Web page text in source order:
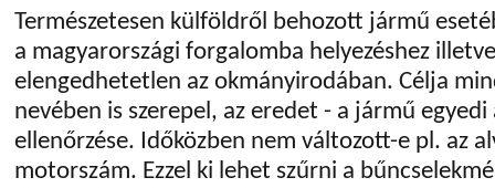
Természetesen külföldről behozott jármű
a magyarországi forgalomba helyezéshez
elengedhetetlen az okmányirodában. Célja
nevében is szerepel, az eredet - a jármű
ellenőrzése. Időközben nem változott-e pl. az
motorszám. Ezzel ki lehet szűrni a